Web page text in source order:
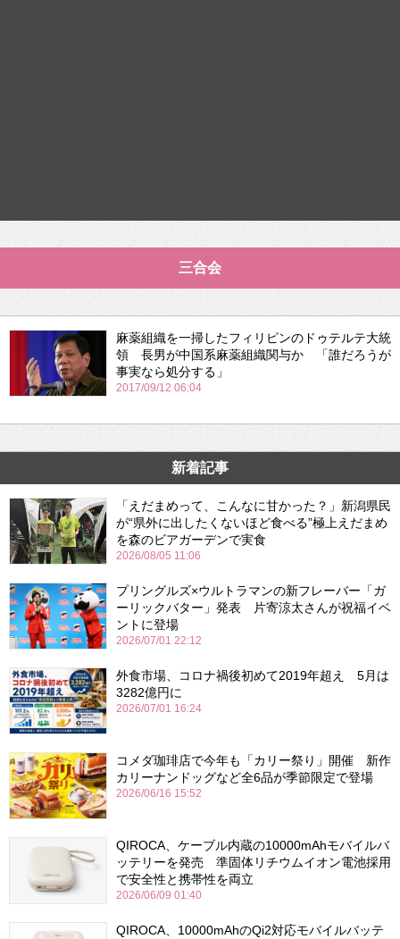
三合会
麻薬組織を一掃したフィリピンのドゥテルテ大統
領 長男が中国系麻薬組織関与か 「誰だろうが
事実なら処分する」
2017/09/12 06:04
新着記事
「えだまめって、こんなに甘かった？」新潟県民
が“県外に出したくないほど食べる”極上えだまめ
を森のビアガーデンで実食
2026/08/05 11:06
プリングルズ×ウルトラマンの新フレーバー「ガ
ーリックバター」発表 片寄涼太さんが祝福イベ
ントに登場
2026/07/01 22:12
外食市場、コロナ禍後初めて2019年超え 5月は
3282億円に
2026/07/01 16:24
コメダ珈琲店で今年も「カリー祭り」開催 新作
カリーナンドッグなど全6品が季節限定で登場
2026/06/16 15:52
QIROCA、ケーブル内蔵の10000mAhモバイルバ
ッテリーを発売 準固体リチウムイオン電池採用
で安全性と携帯性を両立
2026/06/09 01:40
QIROCA、10000mAhのQi2対応モバイルバッテ